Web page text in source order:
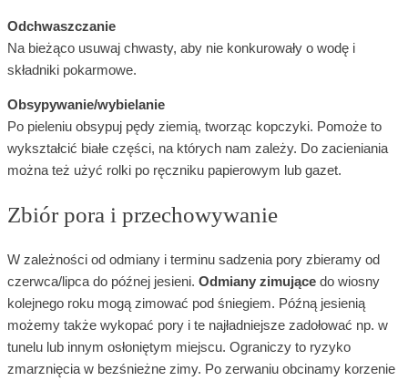
Odchwaszczanie
Na bieżąco usuwaj chwasty, aby nie konkurowały o wodę i
składniki pokarmowe.
Obsypywanie/wybielanie
Po pieleniu obsypuj pędy ziemią, tworząc kopczyki. Pomoże to
wykształcić białe części, na których nam zależy. Do zacieniania
można też użyć rolki po ręczniku papierowym lub gazet.
Zbiór pora i przechowywanie
W zależności od odmiany i terminu sadzenia pory zbieramy od
czerwca/lipca do późnej jesieni. Odmiany zimujące do wiosny
kolejnego roku mogą zimować pod śniegiem. Późną jesienią
możemy także wykopać pory i te najładniejsze zadołować np. w
tunelu lub innym osłoniętym miejscu. Ograniczy to ryzyko
zmarznięcia w bezśnieżne zimy. Po zerwaniu obcinamy korzenie